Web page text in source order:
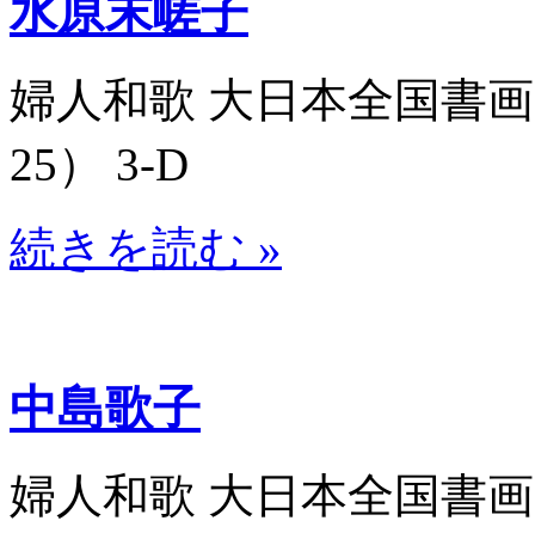
水原末嵯子
婦人和歌 大日本全国書
25） 3-D
続きを読む »
中島歌子
婦人和歌 大日本全国書